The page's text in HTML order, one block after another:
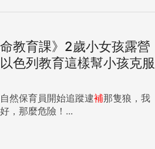
教育課》2歲小女孩露營
色列教育這樣幫小孩克服
然保育員開始追蹤逮補那隻狼，我
，那麼危險！...